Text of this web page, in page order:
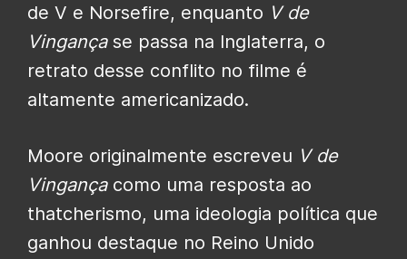
de V e Norsefire, enquanto V de
Vingançase passa na Inglaterra, o
retrato desse conflito no filme é
altamente americanizado.
Moore originalmente escreveu V de
Vingançacomo uma resposta ao
thatcherismo, uma ideologia política que
ganhou destaque no Reino Unido